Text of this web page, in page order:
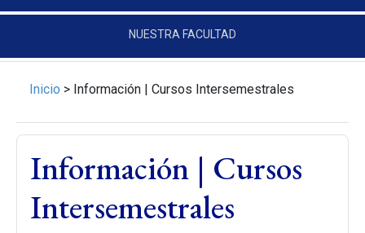
NUESTRA FACULTAD
Inicio > Información | Cursos Intersemestrales
Información | Cursos
Intersemestrales